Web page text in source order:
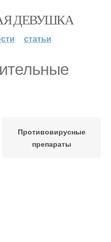
ДЕВУШКА
статьи
Противовирусные
препараты